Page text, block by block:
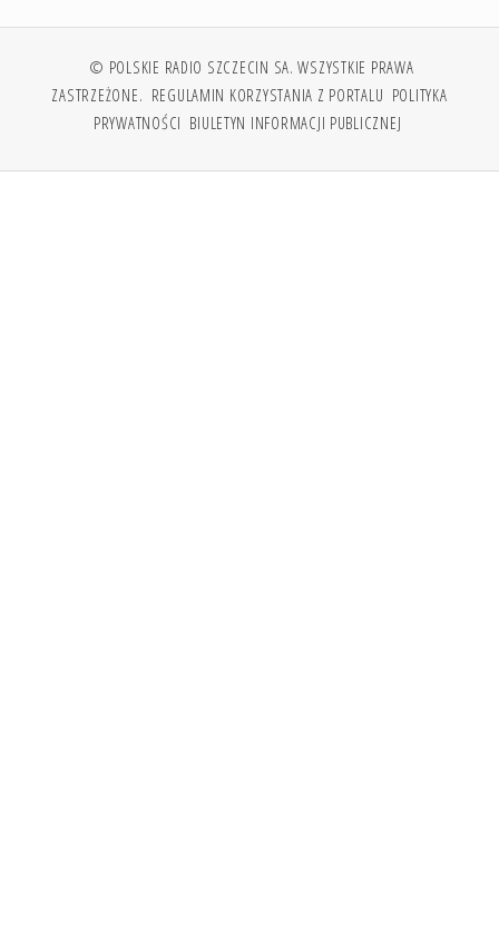
© POLSKIE RADIO SZCZECIN SA. WSZYSTKIE PRAWA
ZASTRZEŻONE. REGULAMIN KORZYSTANIA Z PORTALU POLITYKA
PRYWATNOŚCI BIULETYN INFORMACJI PUBLICZNEJ